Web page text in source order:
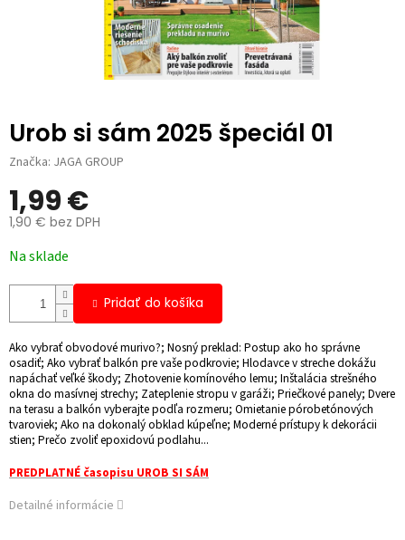
Urob si sám 2025 špeciál 01
Značka: JAGA GROUP
1,99 €
1,90 € bez DPH
cena:
Na sklade
Pridať do košíka
Ako vybrať obvodové murivo?; Nosný preklad: Postup ako ho správne
osadiť; Ako vybrať balkón pre vaše podkrovie; Hlodavce v streche dokážu
napáchať veľké škody; Zhotovenie komínového lemu; Inštalácia strešného
okna do masívnej strechy; Zateplenie stropu v garáži; Priečkové panely; Dvere
na terasu a balkón vyberajte podľa rozmeru; Omietanie pórobetónových
tvaroviek; Ako na dokonalý obklad kúpeľne; Moderné prístupy k dekorácii
stien; Prečo zvoliť epoxidovú podlahu...
PREDPLATNÉ časopisu UROB SI SÁM
Detailné informácie